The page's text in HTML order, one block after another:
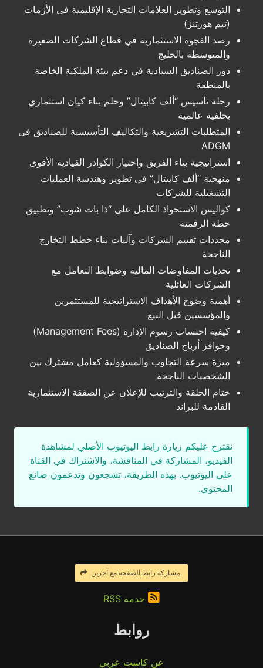
التوسع وتطوير العلامات التجارية الإقليمية في الأزمات
(تيم هورتنز)
رصد الفجوة الاستثمارية في قطاع الشركات الصغيرة
والمتوسطة بالخليج
دور الصناديق السيادية في دعم بيئة الملكية الخاصة
بالمنطقة
رحلة تأسيس “ألف كابيتال” وحلم بناء كيان استثماري
بخلفية عالمية
المتطلبات التشريعية والتكاليف التأسيسية للصناديق في
ADGM
استراتيجية بناء الفريق واختيار الكوادر القيادية الأقوى
منهجية “ألف كابيتال” في تطوير وهندسة العمليات
التشغيلية للشركات
كواليس الاستحواذ الكامل على “ذا بات شوب” وتطبيق
خطة الرقمنة
محددات تقييم الشركات وآليات بناء خطط التخارج
الناجحة
تحديات المفاوضات المالية وضوابط التعامل مع
الشركات العائلية
أهمية وضوح الأهداف الاستراتيجية للمستثمرين
والمؤسسين قبل البيع
كيفية احتساب رسوم الإدارة (Management Fees)
وحوافز أرباح الصناديق
ميزة سرعة التجاوب والمسؤولية كعامل مشترك بين
الشخصيات الناجحة
ختام الحلقة والترتيب للإعلان عن الصفقة الاستثمارية
القادمة للبراند
نقترح عليكم زيارة رابط اليوتيوب الأصلي لمشاهدة
الفيديو، المشاركة في المناقشة، والاشتراك في القناة
على اليوتيوب. بهذه الطريقة، تشجعون وتدعمون صانع
المحتوى.
مشاركة رابط الصفحة مع آخرين
خدمة RSS
روابط
عن كاست عربي